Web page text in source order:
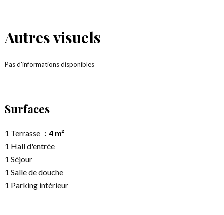
Autres visuels
Pas d'informations disponibles
Surfaces
1 Terrasse
4 m²
1 Hall d'entrée
1 Séjour
1 Salle de douche
1 Parking intérieur